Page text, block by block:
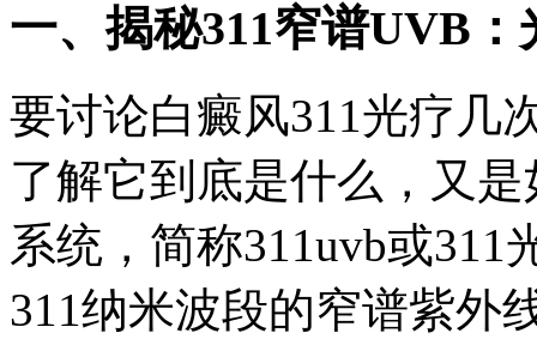
一、揭秘311窄谱UVB
要讨论白癜风311光疗几
了解它到底是什么，又
系统，简称311uvb或
311纳米波段的窄谱紫外